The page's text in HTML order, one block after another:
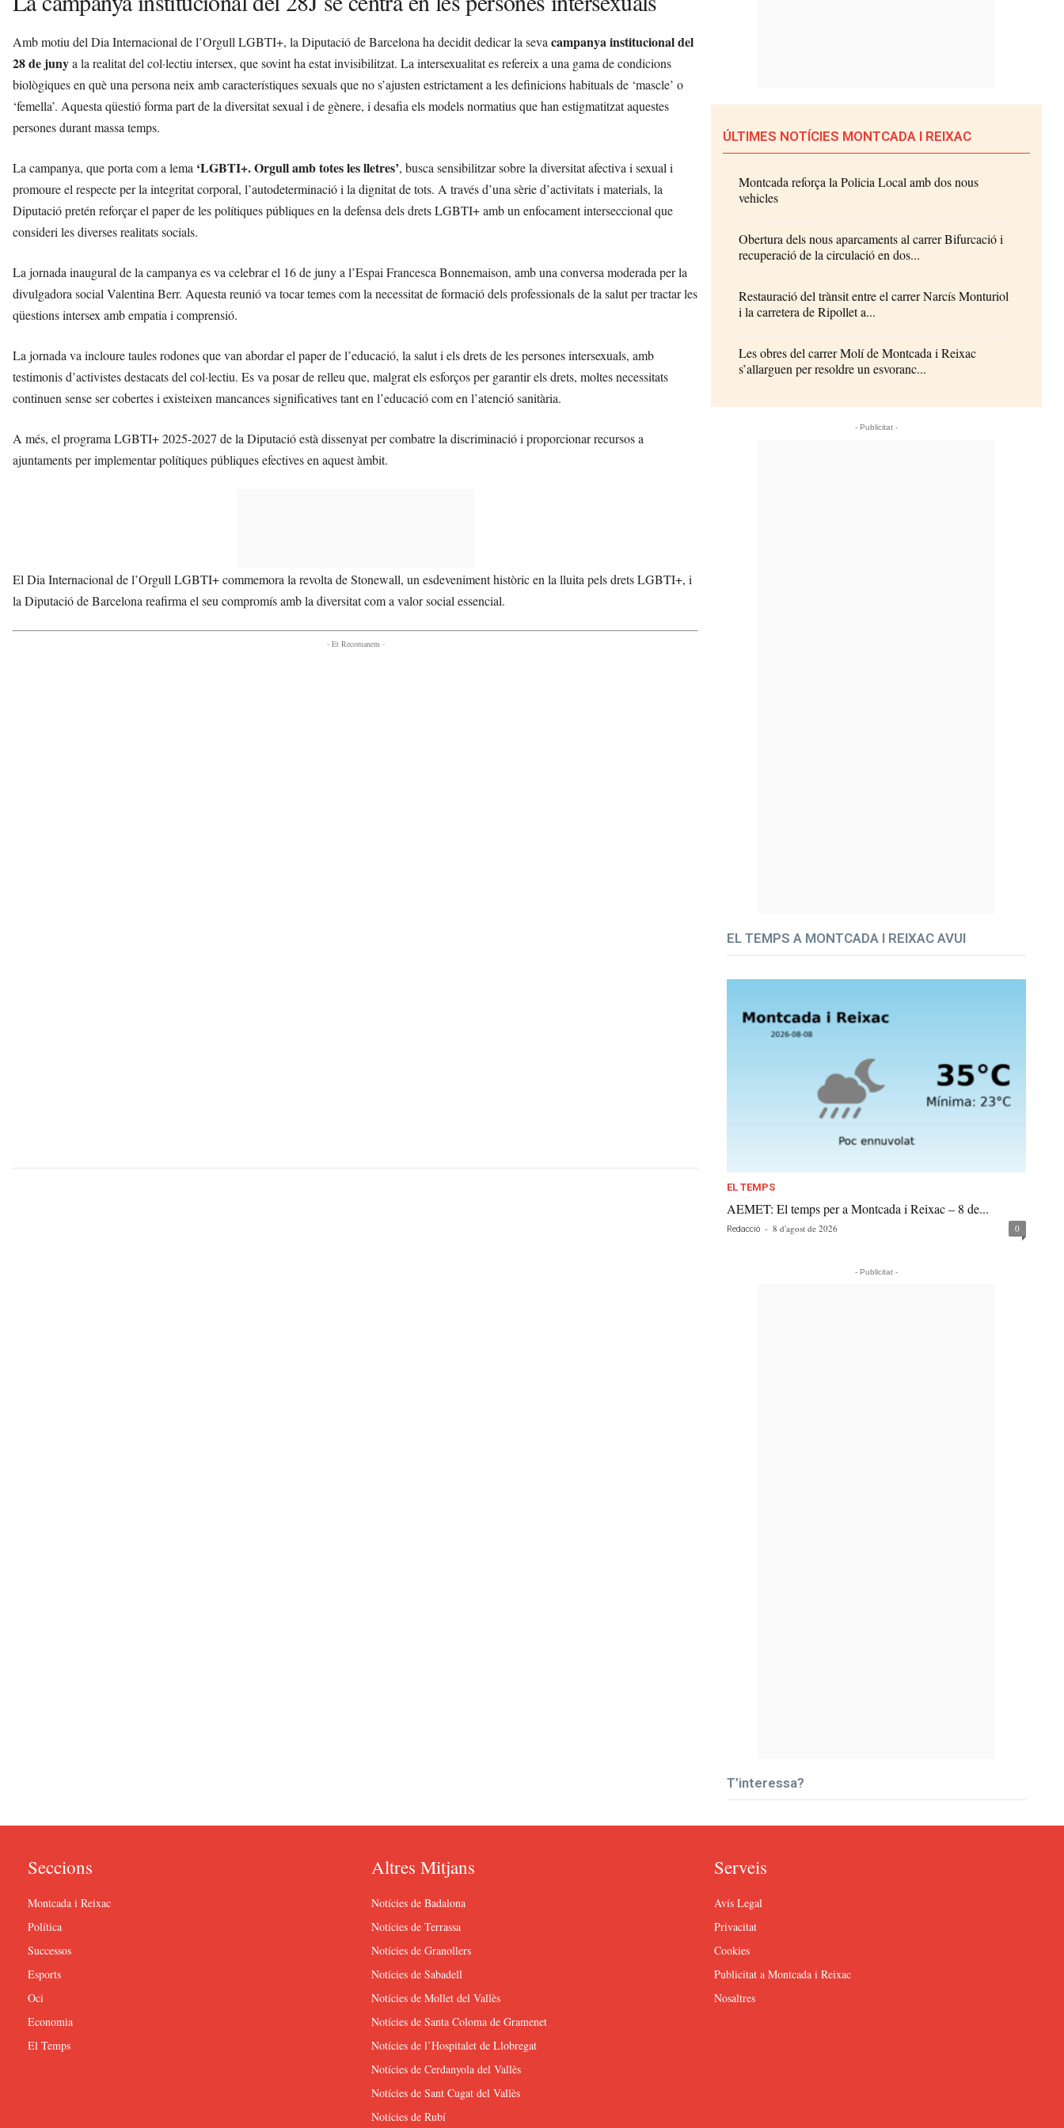
Amb motiu del Dia Internacional de l’Orgull LGBTI+, la Diputació de Barcelona ha decidit dedicar la sevacampanya institucional del
28 de junya la realitat del col·lectiu intersex, que sovint ha estat invisibilitzat. La intersexualitat es refereix a una gama de condicions
biològiques en què una persona neix amb característiques sexuals que no s’ajusten estrictament a les definicions habituals de ‘mascle’ o
‘femella’. Aquesta qüestió forma part de la diversitat sexual i de gènere, i desafia els models normatius que han estigmatitzat aquestes
persones durant massa temps.
La campanya, que porta com a lema ‘LGBTI+. Orgull amb totes les lletres’, busca sensibilitzar sobre la diversitat afectiva i sexual i
promoure el respecte per la integritat corporal, l’autodeterminació i la dignitat de tots. A través d’una sèrie d’activitats i materials, la
Diputació pretén reforçar el paper de les polítiques públiques en la defensa dels drets LGBTI+ amb un enfocament interseccional que
consideri les diverses realitats socials.
La jornada inaugural de la campanya es va celebrar el 16 de juny a l’Espai Francesca Bonnemaison, amb una conversa moderada per la
divulgadora social Valentina Berr. Aquesta reunió va tocar temes com la necessitat de formació dels professionals de la salut per tractar les
qüestions intersex amb empatia i comprensió.
La jornada va incloure taules rodones que van abordar el paper de l’educació, la salut i els drets de les persones intersexuals, amb
testimonis d’activistes destacats del col·lectiu. Es va posar de relleu que, malgrat els esforços per garantir els drets, moltes necessitats
continuen sense ser cobertes i existeixen mancances significatives tant en l’educació com en l’atenció sanitària.
A més, el programa LGBTI+ 2025-2027 de la Diputació està dissenyat per combatre la discriminació i proporcionar recursos a
ajuntaments per implementar polítiques públiques efectives en aquest àmbit.
El Dia Internacional de l’Orgull LGBTI+ commemora la revolta de Stonewall, un esdeveniment històric en la lluita pels drets LGBTI+, i
la Diputació de Barcelona reafirma el seu compromís amb la diversitat com a valor social essencial.
- Et Recomanem -
ÚLTIMES NOTÍCIES MONTCADA I REIXAC
Montcada reforça la Policia Local amb dos nous
vehicles
Obertura dels nous aparcaments al carrer Bifurcació i
recuperació de la circulació en dos...
Restauració del trànsit entre el carrer Narcís Monturiol
i la carretera de Ripollet a...
Les obres del carrer Molí de Montcada i Reixac
s’allarguen per resoldre un esvoranc...
- Publicitat -
EL TEMPS A MONTCADA I REIXAC AVUI
EL TEMPS
AEMET: El temps per a Montcada i Reixac – 8 de...
Redacció - 8 d'agost de 2026 0
- Publicitat -
T’interessa?
Seccions
Montcada i Reixac
Política
Successos
Esports
Oci
Economia
El Temps
Altres Mitjans
Notícies de Badalona
Notícies de Terrassa
Notícies de Granollers
Notícies de Sabadell
Notícies de Mollet del Vallès
Notícies de Santa Coloma de Gramenet
Notícies de l’Hospitalet de Llobregat
Notícies de Cerdanyola del Vallès
Notícies de Sant Cugat del Vallès
Notícies de Rubí
Serveis
Avís Legal
Privacitat
Cookies
Publicitat a Montcada i Reixac
Nosaltres